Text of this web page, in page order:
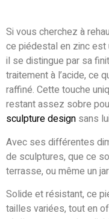
Si vous cherchez à
ce piédestal en zinc est
il se distingue par sa
traitement à l’acide, ce
raffiné. Cette touche
restant assez sobre
sculpture design sans
Avec ses différentes
de sculptures, que ce
terrasse, ou même un
Solide et résistant, ce
tailles variées, tout en